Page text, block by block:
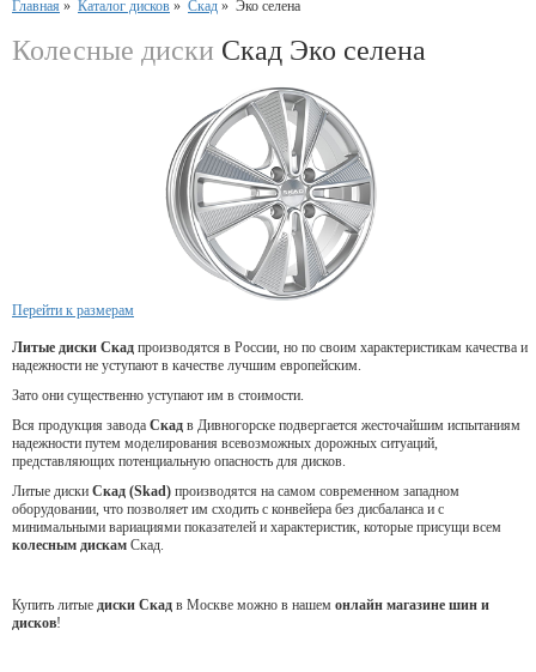
Главная » Каталог дисков » Скад » Эко селена
Колесные диски Скад Эко селена
Перейти к размерам
Литые диски Скад производятся в России, но по своим характеристикам качества и
надежности не уступают в качестве лучшим европейским.
Зато они существенно уступают им в стоимости.
Вся продукция завода Скад в Дивногорске подвергается жесточайшим испытаниям
надежности путем моделирования всевозможных дорожных ситуаций,
представляющих потенциальную опасность для дисков.
Литые диски Скад (Skad) производятся на самом современном западном
оборудовании, что позволяет им сходить с конвейера без дисбаланса и с
минимальными вариациями показателей и характеристик, которые присущи всем
колесным дискам Скад.
Купить литые диски Скад в Москве можно в нашем онлайн магазине шин и
дисков!